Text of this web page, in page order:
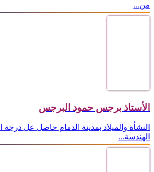
من...
الأستاذ برجس حمود البرجس
النشأة والميلاد بمدينة الدمام حاصل عل
الهندسة...